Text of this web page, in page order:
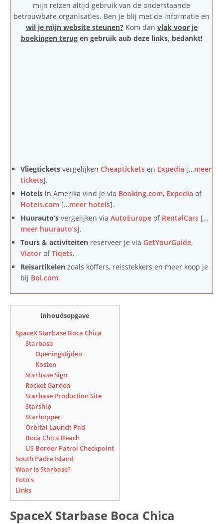
mijn reizen altijd gebruik van de onderstaande
betrouwbare organisaties. Ben je blij met de informatie en
wil je mijn website steunen?Kom dan vlak voor je
boekingen terugen gebruik aub deze links, bedankt!
Vliegtickets vergelijken Cheaptickets en Expedia […meer
tickets].
Hotels in Amerika vind je via Booking.com, Expedia of
Hotels.com […meer hotels].
Huurauto’s vergelijken via AutoEurope of RentalCars […
meer huurauto’s].
Tours & activiteiten reserveer je via GetYourGuide,
Viator ofTiqets.
Reisartikelen zoals koffers, reisstekkers en meer koop je
bij Bol.com.
Inhoudsopgave
SpaceX Starbase Boca Chica
Starbase
Openingstijden
Kosten
Starbase Sign
Rocket Garden
Starbase Production Site
Starship
Starhopper
Orbital Launch Pad
Boca Chica Beach
US Border Patrol Checkpoint
South Padre Island
Waar is Starbase?
Foto’s
Links
SpaceX Starbase Boca Chica